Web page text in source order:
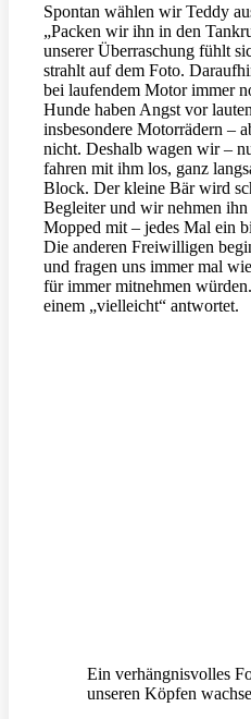
Spontan wählen wir Teddy
„Packen wir ihn in den
unserer Überraschung fühlt
strahlt auf dem Foto.
bei laufendem Motor immer
Hunde haben Angst vor
insbesondere Motorrädern –
nicht. Deshalb wagen wir –
fahren mit ihm los, ganz
Block. Der kleine Bär wird
Begleiter und wir nehmen
Mopped mit – jedes Mal ein
Die anderen Freiwilligen
und fragen uns immer mal
für immer mitnehmen
einem „vielleicht“ antwortet.
Ein verhängnisvolles
unseren Köpfen